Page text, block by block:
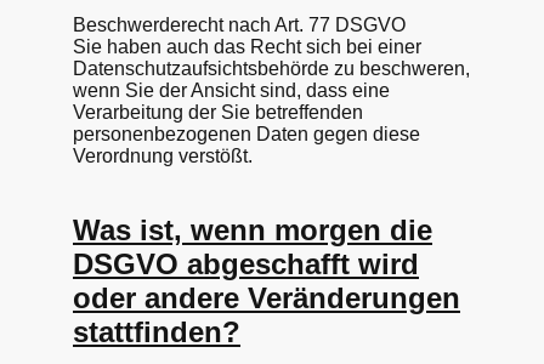
Beschwerderecht nach Art. 77 DSGVO
Sie haben auch das Recht sich bei einer
Datenschutzaufsichtsbehörde zu beschweren,
wenn Sie der Ansicht sind, dass eine
Verarbeitung der Sie betreffenden
personenbezogenen Daten gegen diese
Verordnung verstößt.
Was ist, wenn morgen die
DSGVO abgeschafft wird
oder andere Veränderungen
stattfinden?